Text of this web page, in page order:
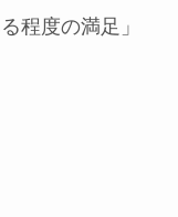
程度の満足」